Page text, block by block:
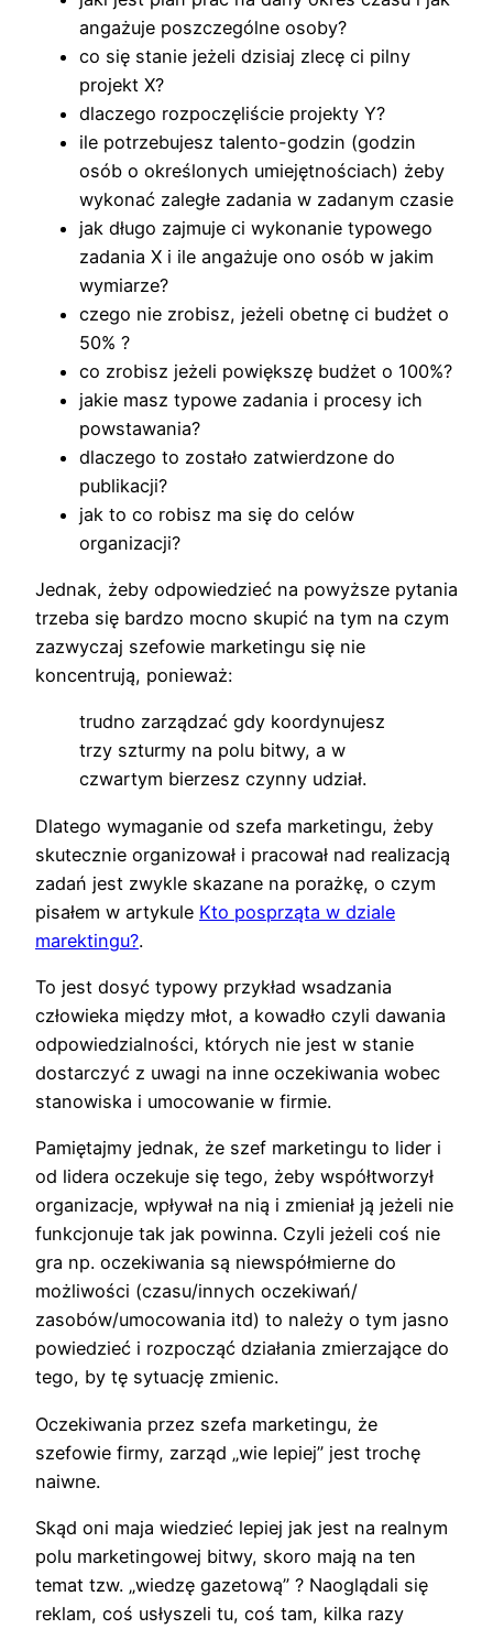
angażuje poszczególne osoby?
co się stanie jeżeli dzisiaj zlecę ci pilny
projekt X?
dlaczego rozpoczęliście projekty Y?
ile potrzebujesz talento-godzin (godzin
osób o określonych umiejętnościach) żeby
wykonać zaległe zadania w zadanym czasie
jak długo zajmuje ci wykonanie typowego
zadania X i ile angażuje ono osób w jakim
wymiarze?
czego nie zrobisz, jeżeli obetnę ci budżet o
50% ?
co zrobisz jeżeli powiększę budżet o 100%?
jakie masz typowe zadania i procesy ich
powstawania?
dlaczego to zostało zatwierdzone do
publikacji?
jak to co robisz ma się do celów
organizacji?
Jednak, żeby odpowiedzieć na powyższe pytania
trzeba się bardzo mocno skupić na tym na czym
zazwyczaj szefowie marketingu się nie
koncentrują, ponieważ:
trudno zarządzać gdy koordynujesz
trzy szturmy na polu bitwy, a w
czwartym bierzesz czynny udział.
Dlatego wymaganie od szefa marketingu, żeby
skutecznie organizował i pracował nad realizacją
zadań jest zwykle skazane na porażkę, o czym
pisałem w artykule Kto posprząta w dziale
marektingu?.
To jest dosyć typowy przykład wsadzania
człowieka między młot, a kowadło czyli dawania
odpowiedzialności, których nie jest w stanie
dostarczyć z uwagi na inne oczekiwania wobec
stanowiska i umocowanie w firmie.
Pamiętajmy jednak, że szef marketingu to lider i
od lidera oczekuje się tego, żeby współtworzył
organizacje, wpływał na nią i zmieniał ją jeżeli nie
funkcjonuje tak jak powinna. Czyli jeżeli coś nie
gra np. oczekiwania są niewspółmierne do
możliwości (czasu/innych oczekiwań/
zasobów/umocowania itd) to należy o tym jasno
powiedzieć i rozpocząć działania zmierzające do
tego, by tę sytuację zmienic.
Oczekiwania przez szefa marketingu, że
szefowie firmy, zarząd „wie lepiej” jest trochę
naiwne.
Skąd oni maja wiedzieć lepiej jak jest na realnym
polu marketingowej bitwy, skoro mają na ten
temat tzw. „wiedzę gazetową” ? Naoglądali się
reklam, coś usłyszeli tu, coś tam, kilka razy